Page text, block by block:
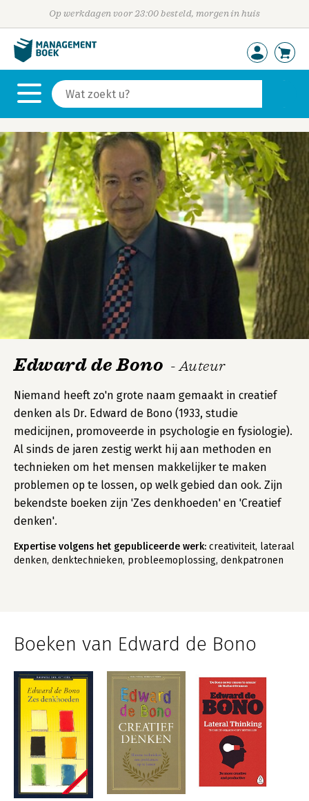
Op werkdagen voor 23:00 besteld, morgen in huis
Edward de Bono - Auteur
Niemand heeft zo'n grote naam gemaakt in creatief
denken als Dr. Edward de Bono (1933, studie
medicijnen, promoveerde in psychologie en fysiologie).
Al sinds de jaren zestig werkt hij aan methoden en
technieken om het mensen makkelijker te maken
problemen op te lossen, op welk gebied dan ook. Zijn
bekendste boeken zijn 'Zes denkhoeden' en 'Creatief
denken'.
Expertise volgens het gepubliceerde werk: creativiteit, lateraal
denken, denktechnieken, probleemoplossing, denkpatronen
Boeken van Edward de Bono